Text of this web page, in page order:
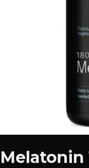
Melatonin